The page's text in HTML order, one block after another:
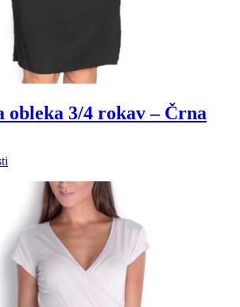
obleka 3/4 rokav – Črna
različic.
Možnosti
lahko
izberete
izdelka